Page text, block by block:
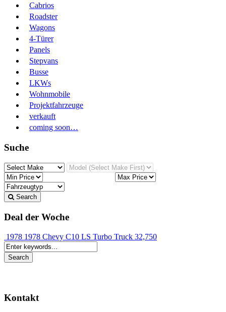
Cabrios
Roadster
Wagons
4-Türer
Panels
Stepvans
Busse
LKWs
Wohnmobile
Projektfahrzeuge
verkauft
coming soon…
Suche
Search
Deal der Woche
1978 1978 Chevy C10 LS Turbo Truck 32,750
Kontakt